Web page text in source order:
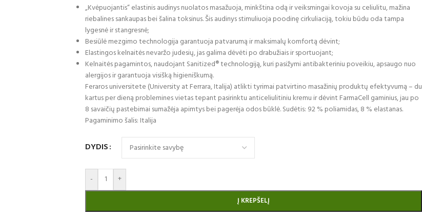
„Kvėpuojantis“ elastinis audinys nuolatos masažuoja, minkština odą ir veiksmingai kovoja su celiulitu, mažina
riebalines sankaupas bei šalina toksinus. Šis audinys stimuliuoja poodinę cirkuliaciją, tokiu būdu oda tampa
lygesnė ir stangresnė;
Besiūlė mezgimo technologija garantuoja patvarumą ir maksimalų komfortą dėvint;
Elastingos kelnaitės nevaržo judesių, jas galima dėvėti po drabužiais ir sportuojant;
Kelnaitės pagamintos, naudojant Sanitized® technologiją, kuri pasižymi antibakteriniu poveikiu, apsaugo nuo
alergijos ir garantuoja visišką higieniškumą.
Feraros universitete (University at Ferrara, Italija) atlikti tyrimai patvirtino masažinių produktų efektyvumą – du
kartus per dieną problemines vietas tepant pasirinktu anticeliulitiniu kremu ir dėvint FarmaCell gaminius, jau po
8 savaičių pastebimai sumažėja apimtys bei pagerėja odos būklė. Sudėtis: 92 % poliamidas, 8 % elastanas.
Pagaminimo šalis: Italija
DYDIS
- +
Į KREPŠELĮ